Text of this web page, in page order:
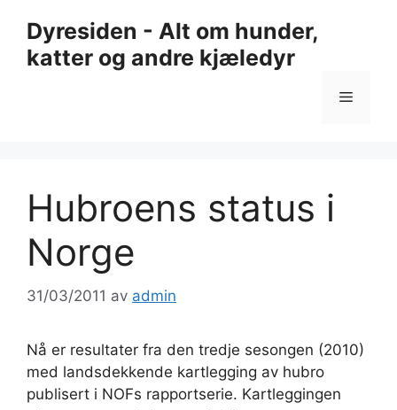
innhold
Dyresiden - Alt om hunder,
katter og andre kjæledyr
Meny
Hubroens status i
Norge
31/03/2011 av admin
Nå er resultater fra den tredje sesongen (2010)
med landsdekkende kartlegging av hubro
publisert i NOFs rapportserie. Kartleggingen